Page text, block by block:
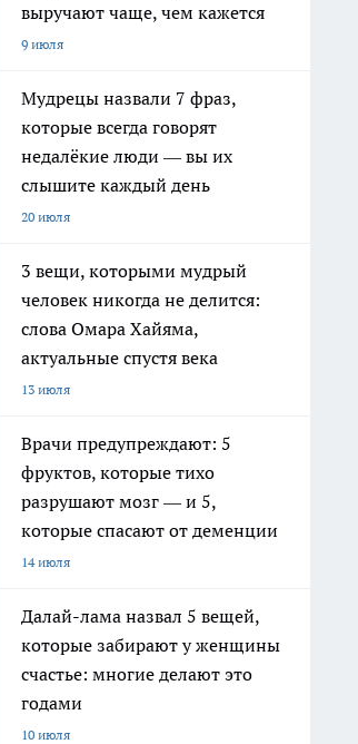
выручают чаще, чем кажется
9 июля
Мудрецы назвали 7 фраз,
которые всегда говорят
недалёкие люди — вы их
слышите каждый день
20 июля
3 вещи, которыми мудрый
человек никогда не делится:
слова Омара Хайяма,
актуальные спустя века
13 июля
Врачи предупреждают: 5
фруктов, которые тихо
разрушают мозг — и 5,
которые спасают от деменции
14 июля
Далай-лама назвал 5 вещей,
которые забирают у женщины
счастье: многие делают это
годами
10 июля